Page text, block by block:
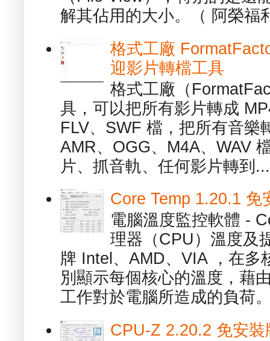
解其佔用的大小。（ 阿榮福
格式工廠
迎影片轉檔工具
格式工廠（
具，可以把所有影片轉成
FLV、SWF 檔，把所有音樂
AMR、OGG、M4A、WAV
片、抓音軌、任何影片轉到...
Core Temp 1.20.1 免
電腦溫度監控軟體 -
理器（CPU）溫度及
牌 Intel、AMD、VIA ，在多
別顯示每個核心的溫度，藉
工作對於電腦所造成的負荷
CPU-Z 2.20.2 免安